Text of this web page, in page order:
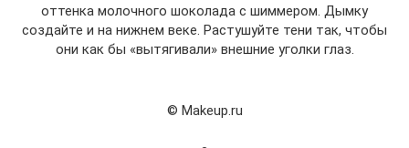
оттенка молочного шоколада с шиммером. Дымку
создайте и на нижнем веке. Растушуйте тени так, чтобы
они как бы «вытягивали» внешние уголки глаз.
© Makeup.ru